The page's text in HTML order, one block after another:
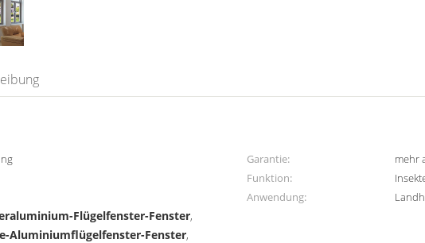
Garantie:
mehr
Funktion:
Anwendung:
Flügelfenster-Fenster,
Aluminiumflügelfenster-Fenster,